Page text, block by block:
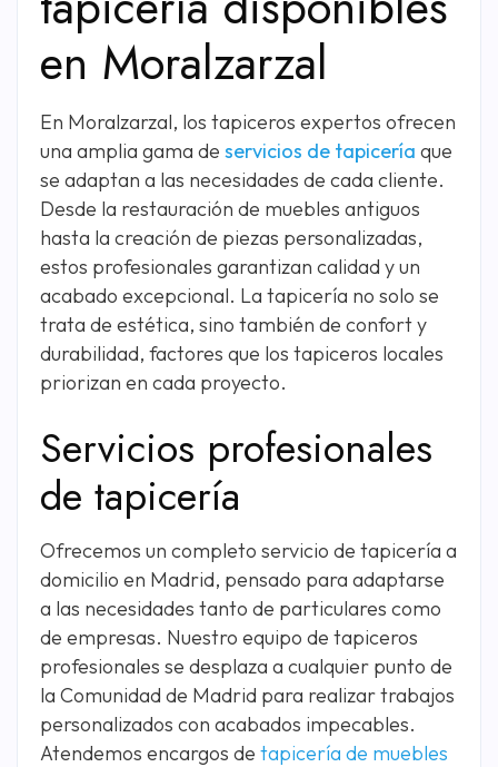
en Moralzarzal
En Moralzarzal, los tapiceros expertos ofrecen
una amplia gama de servicios de tapicería que
se adaptan a las necesidades de cada cliente.
Desde la restauración de muebles antiguos
hasta la creación de piezas personalizadas,
estos profesionales garantizan calidad y un
acabado excepcional. La tapicería no solo se
trata de estética, sino también de confort y
durabilidad, factores que los tapiceros locales
priorizan en cada proyecto.
Servicios profesionales
de tapicería
Ofrecemos un completo servicio de tapicería a
domicilio en Madrid, pensado para adaptarse
a las necesidades tanto de particulares como
de empresas. Nuestro equipo de tapiceros
profesionales se desplaza a cualquier punto de
la Comunidad de Madrid para realizar trabajos
personalizados con acabados impecables.
Atendemos encargos de tapicería de muebles